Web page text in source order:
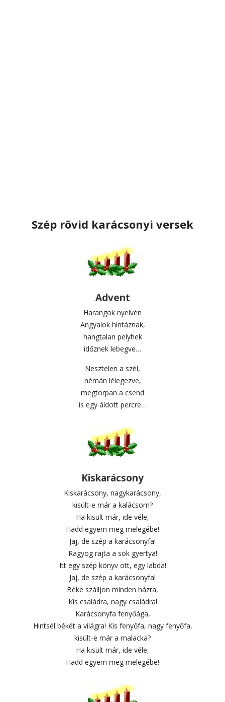
Szép rövid karácsonyi versek
Advent
Harangok nyelvén
Angyalok hintáznak,
hangtalan pelyhek
időznek lebegve…
Nesztelen a szél,
némán lélegezve,
megtorpan a csend
is egy áldott percre…
Kiskarácsony
Kiskarácsony, nagykarácsony,
kisült-e már a kalácsom?
Ha kisült már, ide véle,
Hadd egyem meg melegébe!
Jaj, de szép a karácsonyfa!
Ragyog rajta a sok gyertya!
Itt egy szép könyv ott, egy labda!
Jaj, de szép a karácsonyfa!
Béke szálljon minden házra,
Kis családra, nagy családra!
Karácsonyfa fenyőága,
Hintsél békét a világra! Kis fenyőfa, nagy fenyőfa,
kisült-e már a malacka?
Ha kisült már, ide véle,
Hadd egyem meg melegébe!